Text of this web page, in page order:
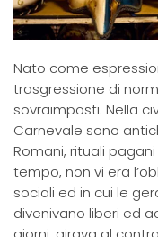
Nato come
trasgressione di
sovraimposti. Nella
Carnevale sono
Romani, rituali
tempo, non vi era
sociali ed in cui le
divenivano liberi ed